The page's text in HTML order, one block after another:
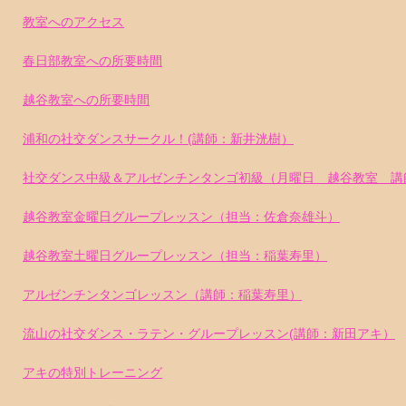
教室へのアクセス
春日部教室への所要時間
越谷教室への所要時間
浦和の社交ダンスサークル！(講師：新井洸樹）
社交ダンス中級＆アルゼンチンタンゴ初級（月曜日 越谷教室 講
越谷教室金曜日グループレッスン（担当：佐倉奈雄斗）
越谷教室土曜日グループレッスン（担当：稲葉寿里）
アルゼンチンタンゴレッスン（講師：稲葉寿里）
流山の社交ダンス・ラテン・グループレッスン(講師：新田アキ）
アキの特別トレーニング